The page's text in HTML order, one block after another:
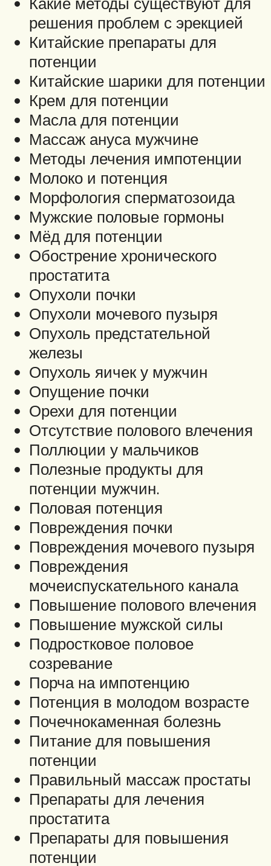
решения проблем с эрекцией
Китайские препараты для
потенции
Китайские шарики для потенции
Крем для потенции
Масла для потенции
Массаж ануса мужчине
Методы лечения импотенции
Молоко и потенция
Морфология сперматозоида
Мужские половые гормоны
Мёд для потенции
Обострение хронического
простатита
Опухоли почки
Опухоли мочевого пузыря
Опухоль предстательной
железы
Опухоль яичек у мужчин
Опущение почки
Орехи для потенции
Отсутствие полового влечения
Поллюции у мальчиков
Полезные продукты для
потенции мужчин.
Половая потенция
Повреждения почки
Повреждения мочевого пузыря
Повреждения
мочеиспускательного канала
Повышение полового влечения
Повышение мужской силы
Подростковое половое
созревание
Порча на импотенцию
Потенция в молодом возрасте
Почечнокаменная болезнь
Питание для повышения
потенции
Правильный массаж простаты
Препараты для лечения
простатита
Препараты для повышения
потенции